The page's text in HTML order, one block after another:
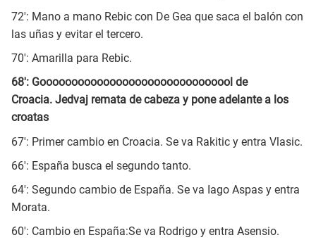
72': Mano a mano Rebic con De Gea que saca el balón con
las uñas y evitar el tercero.
70': Amarilla para Rebic.
68': Gooooooooooooooooooooooooooooool de
Croacia. Jedvaj remata de cabeza y pone adelante a los
croatas
67': Primer cambio en Croacia. Se va Rakitic y entra Vlasic.
66': España busca el segundo tanto.
64': Segundo cambio de España. Se va Iago Aspas y entra
Morata.
60': Cambio en España:Se va Rodrigo y entra Asensio.